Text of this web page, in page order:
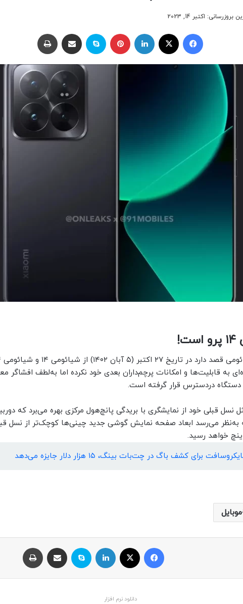
بروزرسانی: اکتبر 14, 2023
ایکس
دستگاه دردسترس قرار گرفته است.
۱۴ پرو مثل نسل قبلی خود از نمایشگری با بریدگی پانچ‌هول مرکزی بهره می‌برد که
به‌نظر می‌رسد ابعاد صفحه نمایش گوشی جدید چینی‌ها کوچک‌تر از نسل
برای کشف باگ در چت‌بات بینگ، ۱۵ هزار دلار جایزه می‌دهد
موبایل
ایکس
دانلود نرم افزار